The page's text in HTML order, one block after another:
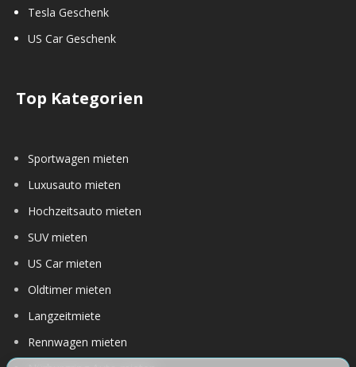
Tesla Geschenk
US Car Geschenk
Top Kategorien
Sportwagen mieten
Luxusauto mieten
Hochzeitsauto mieten
SUV mieten
US Car mieten
Oldtimer mieten
Langzeitmiete
Rennwagen mieten